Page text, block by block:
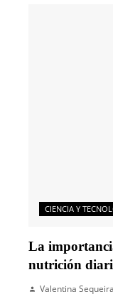
CIENCIA Y
La
nutrición
Valentina Sequeira